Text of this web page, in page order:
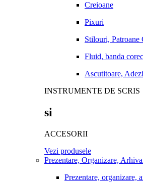
Creioane
Pixuri
Stilouri, Patroane
Fluid, banda
Ascutitoare,
INSTRUMENTE DE SCRIS
si
ACCESORII
Vezi produsele
Prezentare, Organizare,
Prezentare, organizare,